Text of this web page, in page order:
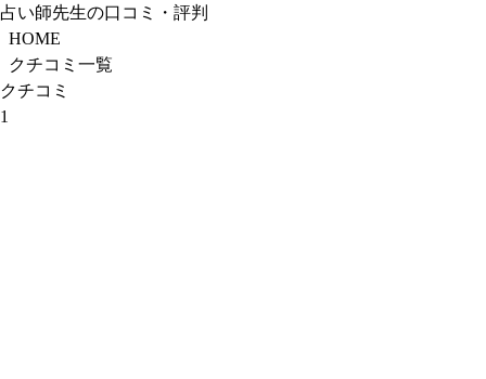
占い師先生の口コミ・評判
HOME
クチコミ一覧
クチコミ
1